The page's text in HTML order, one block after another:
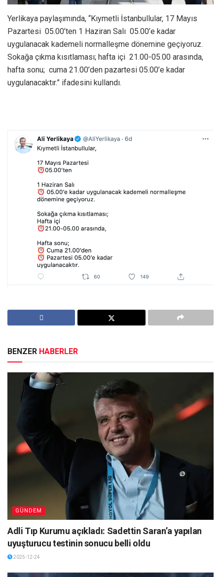
Yerlikaya paylaşımında, “Kıymetli İstanbullular, 17 Mayıs
Pazartesi 05.00’ten 1 Haziran Salı 05.00’e kadar
uygulanacak kademeli normalleşme dönemine geçiyoruz.
Sokağa çıkma kısıtlaması; hafta içi 21.00-05.00 arasında,
hafta sonu; cuma 21.00’den pazartesi 05.00’e kadar
uygulanacaktır.” ifadesini kullandı.
BENZER HABERLER
GÜNDEM
Adli Tıp Kurumu açıkladı: Sadettin Saran’a yapılan
uyuşturucu testinin sonucu belli oldu
2025-12-24